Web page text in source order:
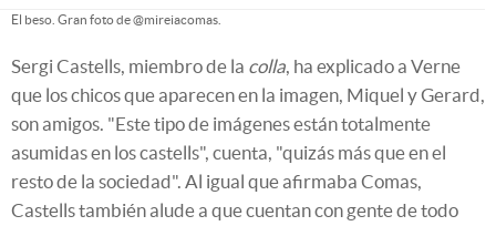
El beso. Gran foto de @mireiacomas.
Sergi Castells, miembro de la colla, ha explicado a Verne
que los chicos que aparecen en la imagen, Miquel y Gerard,
son amigos. "Este tipo de imágenes están totalmente
asumidas en los castells", cuenta, "quizás más que en el
resto de la sociedad". Al igual que afirmaba Comas,
Castells también alude a que cuentan con gente de todo